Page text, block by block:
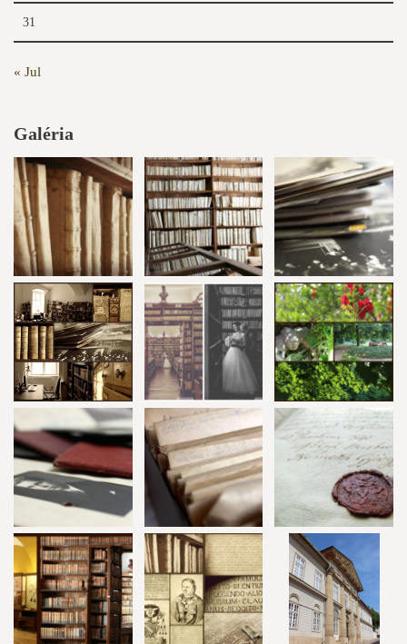
31
« Jul
Galéria